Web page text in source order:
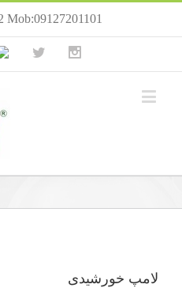
Mob:09127201101
لامپ خورشیدی